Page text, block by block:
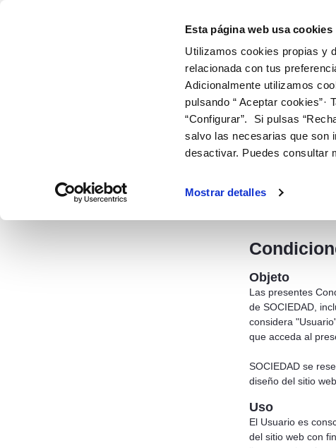
Esta página web usa cookies
Utilizamos cookies propias y
relacionada con tus
Adicionalmente utilizamos
pulsando “ Aceptar
“Configurar”. Si pulsas
salvo las necesarias que son
desactivar. Puedes consultar
Mostrar detalles
EMPRESA Y ORGANIZACIÓN
INFORMACIÓN
AIGÜES I SANEJAMENT D'ELX AVISO LEGAL
Aviso
de "Usuario" que
Objeto
Las presentes
de SOCIEDAD,
considera
que acceda al
SOCIEDAD se
diseño del sitio
Uso
El Usuario es
del sitio web con